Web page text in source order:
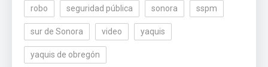
robo seguridad pública sonora sspm
sur de Sonora video yaquis
yaquis de obregón